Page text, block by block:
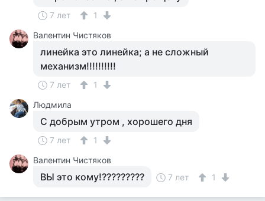
7 лет
1
Валентин Чистяков
линейка это линейка; а не сложный
механизм!!!!!!!!!!
7 лет
1
Людмила
С добрым утром , хорошего дня
7 лет
1
Валентин Чистяков
ВЫ это кому!????????? 7 лет 1